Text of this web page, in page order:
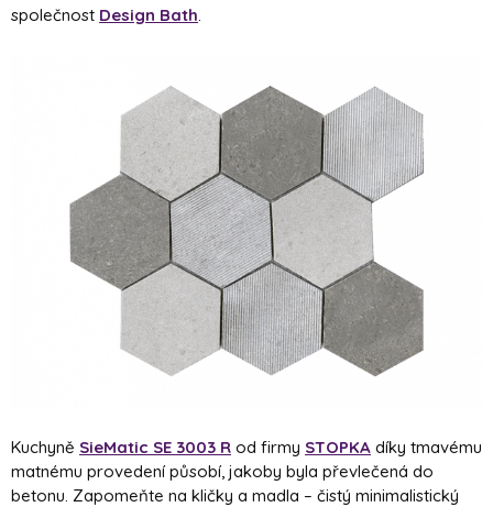
společnost Design Bath
Kuchyně SieMatic SE 3003 R od firmy STOPKA díky tmavému
matnému provedení působí, jakoby byla převlečená do
betonu. Zapomeňte na kličky a madla – čistý minimalistický